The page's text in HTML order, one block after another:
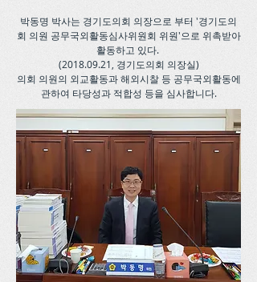
박동명 박사는 경기도의회 의장으로 부터 '경기도의
회 의원 공무국외활동심사위원회 위원'으로 위촉받아
활동하고 있다.
(2018.09.21 , 경기도의회 의장실)
의회 의원의 외교활동과 해외시찰 등 공무국외활동에
관하여 타당성과 적합성 등을 심사합니다.